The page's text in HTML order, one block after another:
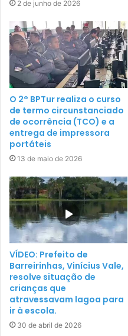
2 de junho de 2026
O 2° BPTur realiza o curso
de termo circunstanciado
de ocorrência (TCO) e a
entrega de impressora
portáteis
13 de maio de 2026
VÍDEO: Prefeito de
Barreirinhas, Vinícius Vale,
resolve situação de
crianças que
atravessavam lagoa para
ir à escola.
30 de abril de 2026